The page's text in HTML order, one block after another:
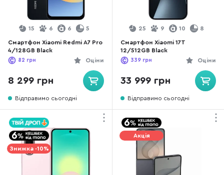
15 6 6 5
Смартфон Xiaomi Redmi A7 Pro
4/128GB Black
Оціни
82 грн
8 299 грн
Відправимо сьогодні
25 9 10 8
Смартфон Xiaomi 17T
12/512GB Black
Оціни
339 грн
33 999 грн
Відправимо сьогодні
Знижка -10%
Акція